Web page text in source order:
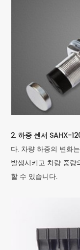
2. 하중 센서 SAHX-
다. 차량 하중의 변화
발생시키고 차량 중량
할 수 있습니다.